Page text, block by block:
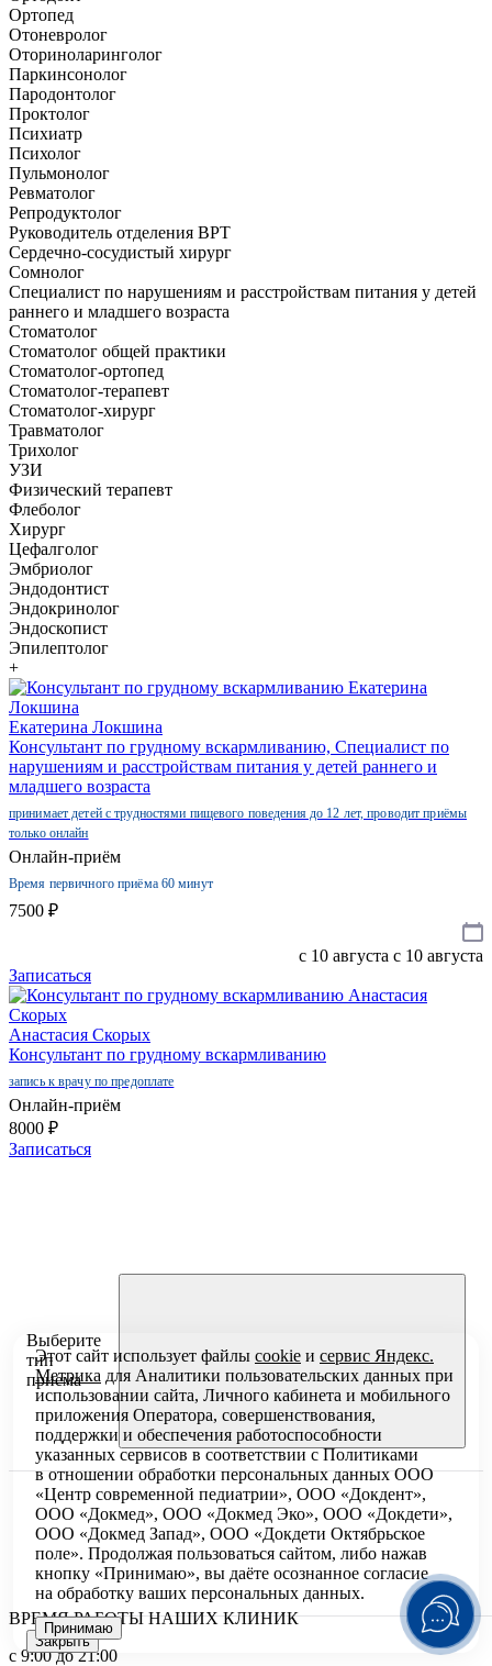
Ортопед
Отоневролог
Оториноларинголог
Паркинсонолог
Пародонтолог
Проктолог
Психиатр
Психолог
Пульмонолог
Ревматолог
Репродуктолог
Руководитель отделения ВРТ
Сердечно-сосудистый хирург
Сомнолог
Специалист по нарушениям и расстройствам питания у детей
раннего и младшего возраста
Стоматолог
Стоматолог общей практики
Стоматолог-ортопед
Стоматолог-терапевт
Стоматолог-хирург
Травматолог
Трихолог
УЗИ
Физический терапевт
Флеболог
Хирург
Цефалголог
Эмбриолог
Эндодонтист
Эндокринолог
Эндоскопист
Эпилептолог
+
Екатерина Локшина
Консультант по грудному вскармливанию, Специалист по
нарушениям и расстройствам питания у детей раннего и
младшего возраста
принимает детей с трудностями пищевого поведения до 12 лет, проводит приёмы
только онлайн
Онлайн-приём
Время первичного приёма 60 минут
7500 ₽
c 10 августа c 10 августа
Записаться
Анастасия Скорых
Консультант по грудному вскармливанию
запись к врачу по предоплате
Онлайн-приём
8000 ₽
Записаться
Выберите
тип
приема
Закрыть
ВРЕМЯ РАБОТЫ НАШИХ КЛИНИК
с 9:00 до 21:00
Этот сайт использует файлы cookie и сервис Яндекс.
Метрика для Аналитики пользовательских данных при
использовании сайта, Личного кабинета и мобильного
приложения Оператора, совершенствования,
поддержки и обеспечения работоспособности
указанных сервисов в соответствии сПолитиками
в отношении обработки персональныхданных ООО
«Центр современной педиатрии», ООО «Докдент»,
ООО «Докмед», ООО «Докмед Эко», ООО «Докдети»,
ООО «Докмед Запад», ООО «Докдети Октябрьское
поле». Продолжая пользоваться сайтом, либо нажав
кнопку «Принимаю», вы даёте осознанное согласие
на обработку ваших персональных данных.
Принимаю